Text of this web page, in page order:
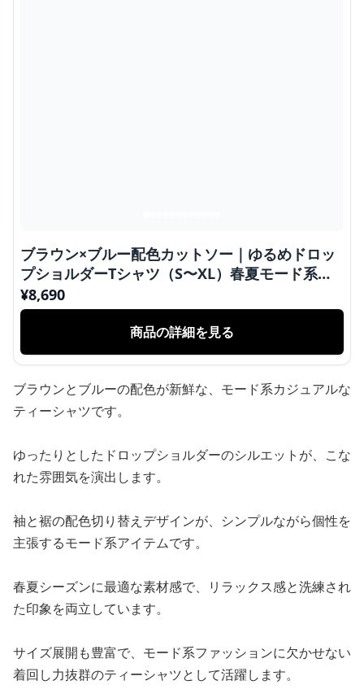
ブラウン×ブルー配色カットソー｜ゆるめドロッ
プショルダーTシャツ（S〜XL）春夏モード系カ
ジュアルトップス
¥8,690
商品の詳細を見る
ブラウンとブルーの配色が新鮮な、モード系カジュアルな
ティーシャツです。
ゆったりとしたドロップショルダーのシルエットが、こな
れた雰囲気を演出します。
袖と裾の配色切り替えデザインが、シンプルながら個性を
主張するモード系アイテムです。
春夏シーズンに最適な素材感で、リラックス感と洗練され
た印象を両立しています。
サイズ展開も豊富で、モード系ファッションに欠かせない
着回し力抜群のティーシャツとして活躍します。